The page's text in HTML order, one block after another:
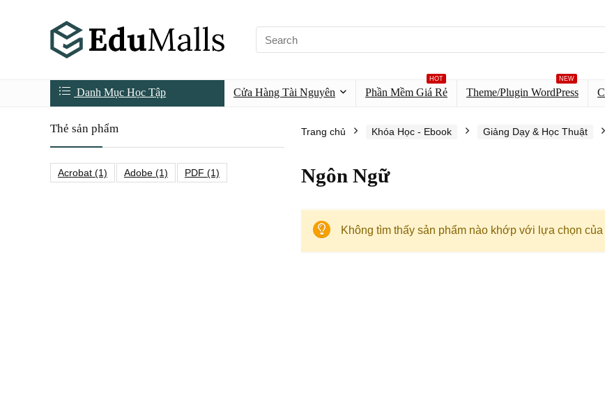
Danh Mục Học Tập Cửa Hàng Tài Nguyên
HOT
Phần Mềm Giá Rẻ
NEW
Theme/Plugin WordPress
Thẻ sản phẩm
Acrobat (1) Adobe (1) PDF (1)
Trang chủ Khóa Học - Ebook Giảng Dạy & Học Thuật
Ngôn Ngữ
Không tìm thấy sản phẩm nào khớp với lựa chọn của